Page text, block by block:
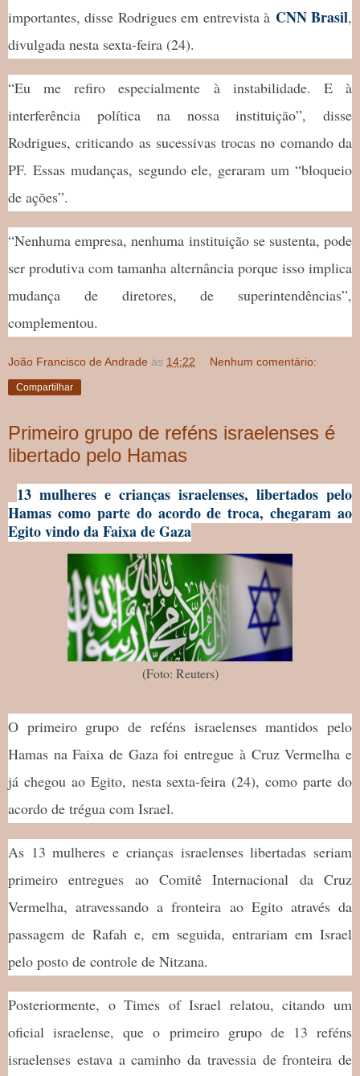
importantes, disse Rodrigues em entrevista à CNN Brasil,
divulgada nesta sexta-feira (24).
“Eu me refiro especialmente à instabilidade. E à
interferência política na nossa instituição”, disse
Rodrigues, criticando as sucessivas trocas no comando da
PF. Essas mudanças, segundo ele, geraram um “bloqueio
de ações”.
“Nenhuma empresa, nenhuma instituição se sustenta, pode
ser produtiva com tamanha alternância porque isso implica
mudança de diretores, de superintendências”,
complementou.
João Francisco de Andrade às 14:22 Nenhum comentário:
Compartilhar
Primeiro grupo de reféns israelenses é
libertado pelo Hamas
13 mulheres e crianças israelenses, libertados pelo
Hamas como parte do acordo de troca, chegaram ao
Egito vindo da Faixa de Gaza
(Foto: Reuters)
O primeiro grupo de reféns israelenses mantidos pelo
Hamas na Faixa de Gaza foi entregue à Cruz Vermelha e
já chegou ao Egito, nesta sexta-feira (24), como parte do
acordo de trégua com Israel.
As 13 mulheres e crianças israelenses libertadas seriam
primeiro entregues ao Comitê Internacional da Cruz
Vermelha, atravessando a fronteira ao Egito através da
passagem de Rafah e, em seguida, entrariam em Israel
pelo posto de controle de Nitzana.
Posteriormente, o Times of Israel relatou, citando um
oficial israelense, que o primeiro grupo de 13 reféns
israelenses estava a caminho da travessia de fronteira de